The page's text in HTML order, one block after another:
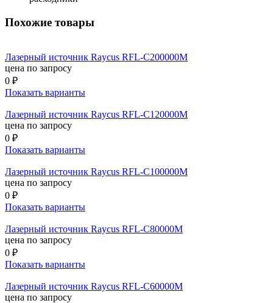
Похожие товары
Лазерный источник Raycus RFL-C200000M
цена по запросу
0 ₽
Показать варианты
Лазерный источник Raycus RFL-C120000M
цена по запросу
0 ₽
Показать варианты
Лазерный источник Raycus RFL-C100000M
цена по запросу
0 ₽
Показать варианты
Лазерный источник Raycus RFL-C80000M
цена по запросу
0 ₽
Показать варианты
Лазерный источник Raycus RFL-C60000M
цена по запросу